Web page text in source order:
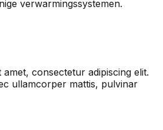
verwarmingssystemen.
consectetur adipiscing elit.
ullamcorper mattis, pulvinar